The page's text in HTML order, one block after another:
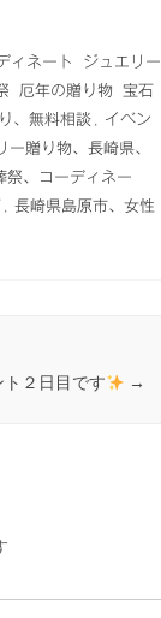
ィネート
ジュエリー
厄年の贈り物
宝石
、無料相談
イベン
ー贈り物、長崎県、
祭、コーディネー
長崎県島原市、女性
２日目です →